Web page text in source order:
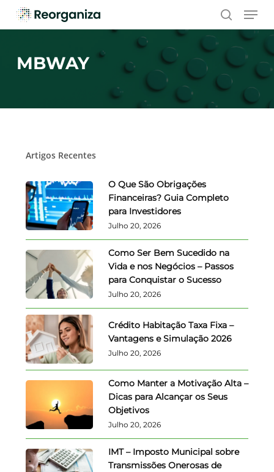
Skip
search
MBWAY
Artigos Recentes
O Que São Obrigações
Financeiras? Guia Completo
para Investidores
Julho 20, 2026
Como Ser Bem Sucedido na
Vida e nos Negócios – Passos
para Conquistar o Sucesso
Julho 20, 2026
Crédito Habitação Taxa Fixa –
Vantagens e Simulação 2026
Julho 20, 2026
Como Manter a Motivação Alta –
Dicas para Alcançar os Seus
Objetivos
Julho 20, 2026
IMT – Imposto Municipal sobre
Transmissões Onerosas de